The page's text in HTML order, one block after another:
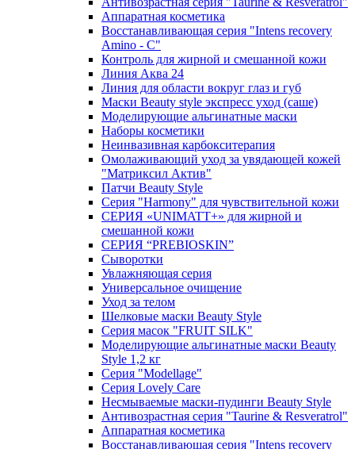
Аппаратная косметика
Восстанавливающая серия "Intens recovery
Amino - C"
Контроль для жирной и смешанной кожи
Линия Аква 24
Линия для области вокруг глаз и губ
Маски Beauty style экспресс уход (саше)
Моделирующие альгинатные маски
Наборы косметики
Неинвазивная карбокситерапия
Омолаживающий уход за увядающей кожей
"Матриксил Актив"
Патчи Beauty Style
Серия "Harmony" для чувствительной кожи
СЕРИЯ «UNIMATT+» для жирной и
смешанной кожи
СЕРИЯ “PREBIOSKIN”
Сыворотки
Увлажняющая серия
Универсальное очищение
Уход за телом
Шелковые маски Beauty Style
Серия масок "FRUIT SILK"
Моделирующие альгинатные маски Beauty
Style 1,2 кг
Серия "Modellage"
Cерия Lovely Care
Несмываемые маски-пудинги Beauty Style
Антивозрастная серия "Taurine & Resveratrol"
Аппаратная косметика
Восстанавливающая серия "Intens recovery